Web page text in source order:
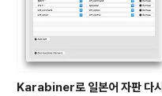
Karabiner로 일본어 자판 다시